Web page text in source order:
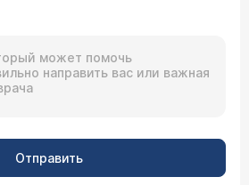
Отправить